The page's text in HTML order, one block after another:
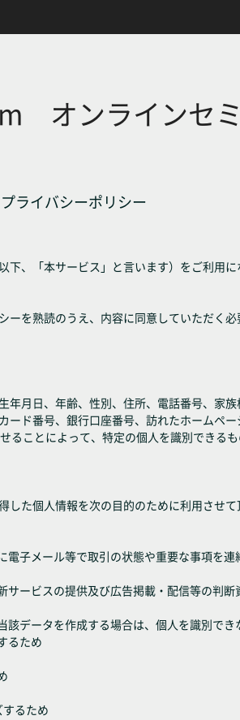
オンラインセ
プライバシーポリシー
、「本サービス」と言います）をご利用
を熟読のうえ、内容に同意していただく
年月日、年齢、性別、住所、電話番号、家
ド番号、銀行口座番号、訪れたホームペ
ことによって、特定の個人を識別できるも
た個人情報を次の目的のために利用させて
子メール等で取引の状態や重要な事項を連
ービスの提供及び広告掲載・配信等の判断
データを作成する場合は、個人を識別でき
るため
るため